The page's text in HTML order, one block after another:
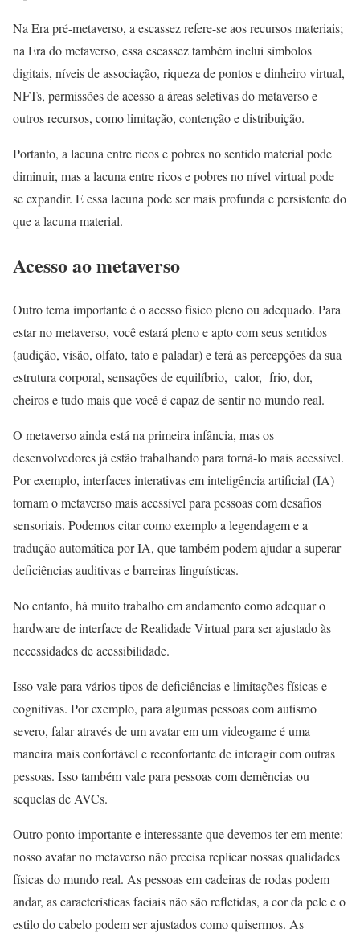
Na Era pré-metaverso, a escassez refere-se aos recursos materiais;
na Era do metaverso, essa escassez também inclui símbolos
digitais, níveis de associação, riqueza de pontos e dinheiro virtual,
NFTs, permissões de acesso a áreas seletivas do metaverso e
outros recursos, como limitação, contenção e distribuição.
Portanto, a lacuna entre ricos e pobres no sentido material pode
diminuir, mas a lacuna entre ricos e pobres no nível virtual pode
se expandir. E essa lacuna pode ser mais profunda e persistente do
que a lacuna material.
Acesso ao metaverso
Outro tema importante é o acesso físico pleno ou adequado. Para
estar no metaverso, você estará pleno e apto com seus sentidos
(audição, visão, olfato, tato e paladar) e terá as percepções da sua
estrutura corporal, sensações de equilíbrio, calor, frio, dor,
cheiros e tudo mais que você é capaz de sentir no mundo real.
O metaverso ainda está na primeira infância, mas os
desenvolvedores já estão trabalhando para torná-lo mais acessível.
Por exemplo, interfaces interativas em inteligência artificial (IA)
tornam o metaverso mais acessível para pessoas com desafios
sensoriais. Podemos citar como exemplo a legendagem e a
tradução automática por IA, que também podem ajudar a superar
deficiências auditivas e barreiras linguísticas.
No entanto, há muito trabalho em andamento como adequar o
hardware de interface de Realidade Virtual para ser ajustado às
necessidades de acessibilidade.
Isso vale para vários tipos de deficiências e limitações físicas e
cognitivas. Por exemplo, para algumas pessoas com autismo
severo, falar através de um avatar em um videogame é uma
maneira mais confortável e reconfortante de interagir com outras
pessoas. Isso também vale para pessoas com demências ou
sequelas de AVCs.
Outro ponto importante e interessante que devemos ter em mente:
nosso avatar no metaverso não precisa replicar nossas qualidades
físicas do mundo real. As pessoas em cadeiras de rodas podem
andar, as características faciais não são refletidas, a cor da pele e o
estilo do cabelo podem ser ajustados como quisermos. As